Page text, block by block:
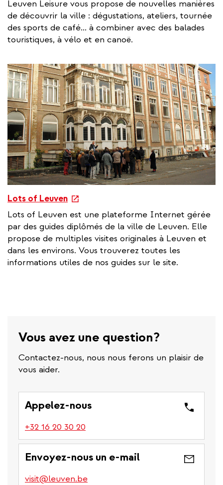
e
r
l
l
i
n
k
Leuven Leisure vous propose de nouvelles manières
de découvrir la ville : dégustations, ateliers, tournée
des sports de café... à combiner avec des balades
touristiques, à vélo et en canoë.
Lots of Leuven
e
x
e
r
n
Lots of Leuven est une plateforme Internet gérée
par des guides diplômés de la ville de Leuven. Elle
propose de multiples visites originales à Leuven et
dans les environs. Vous trouverez toutes les
informations utiles de nos guides sur le site.
Vous avez une question?
Contactez-nous, nous nous ferons un plaisir de
vous aider.
Appelez-nous
+32 16 20 30 20
is
phone
number)
Envoyez-nous un e-mail
visit@leuven.be